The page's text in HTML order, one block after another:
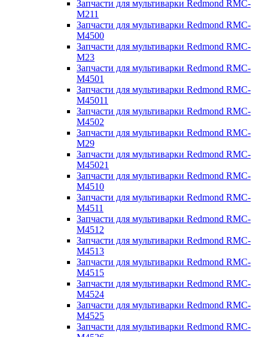
Запчасти для мультиварки Redmond RMC-
M211
Запчасти для мультиварки Redmond RMC-
M4500
Запчасти для мультиварки Redmond RMC-
M23
Запчасти для мультиварки Redmond RMC-
M4501
Запчасти для мультиварки Redmond RMC-
M45011
Запчасти для мультиварки Redmond RMC-
M4502
Запчасти для мультиварки Redmond RMC-
M29
Запчасти для мультиварки Redmond RMC-
M45021
Запчасти для мультиварки Redmond RMC-
M4510
Запчасти для мультиварки Redmond RMC-
M4511
Запчасти для мультиварки Redmond RMC-
M4512
Запчасти для мультиварки Redmond RMC-
M4513
Запчасти для мультиварки Redmond RMC-
M4515
Запчасти для мультиварки Redmond RMC-
M4524
Запчасти для мультиварки Redmond RMC-
M4525
Запчасти для мультиварки Redmond RMC-